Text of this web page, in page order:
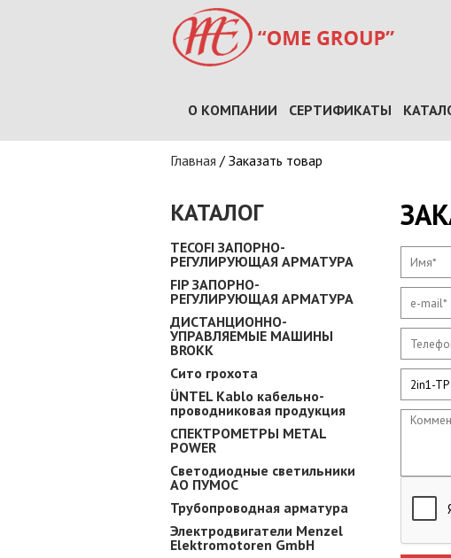
О КОМПАНИИ СЕРТИФИКАТЫ
Главная / Заказать товар
КАТАЛОГ
TECOFI ЗАПОРНО-
РЕГУЛИРУЮЩАЯ АРМАТУРА
FIP ЗАПОРНО-
РЕГУЛИРУЮЩАЯ АРМАТУРА
ДИСТАНЦИОННО-
УПРАВЛЯЕМЫЕ МАШИНЫ
BROKK
Сито грохота
ÜNTEL Kablo кабельно-
проводниковая продукция
СПЕКТРОМЕТРЫ METAL
POWER
Светодиодные светильники
АО ПУМОС
Трубопроводная арматура
Электродвигатели Menzel
Elektromotoren GmbH
Имя*
e-mail*